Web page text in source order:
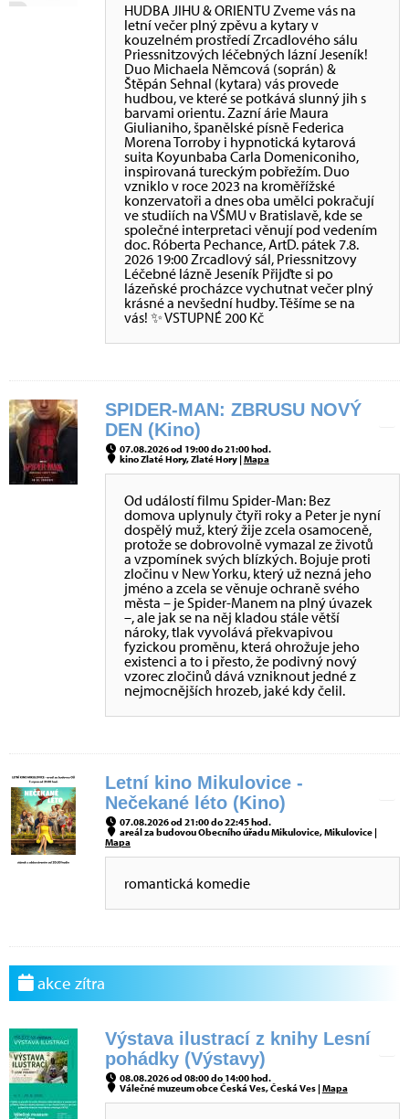
HUDBA JIHU & ORIENTU Zveme vás na
letní večer plný zpěvu a kytary v
kouzelném prostředí Zrcadlového sálu
Priessnitzových léčebných lázní Jeseník!
Duo Michaela Němcová (soprán) &
Štěpán Sehnal (kytara) vás provede
hudbou, ve které se potkává slunný jih s
barvami orientu. Zazní árie Maura
Giulianiho, španělské písně Federica
Morena Torroby i hypnotická kytarová
suita Koyunbaba Carla Domeniconiho,
inspirovaná tureckým pobřežím. Duo
vzniklo v roce 2023 na kroměřížské
konzervatoři a dnes oba umělci pokračují
ve studiích na VŠMU v Bratislavě, kde se
společné interpretaci věnují pod vedením
doc. Róberta Pechance, ArtD. pátek 7.8.
2026 19:00 Zrcadlový sál, Priessnitzovy
Léčebné lázně Jeseník Přijďte si po
lázeňské procházce vychutnat večer plný
krásné a nevšední hudby. Těšíme se na
vás! ✨ VSTUPNÉ 200 Kč
SPIDER-MAN: ZBRUSU NOVÝ
DEN (Kino)
07.08.2026 od 19:00 do 21:00 hod.
kino Zlaté Hory, Zlaté Hory |Mapa
Od událostí filmu Spider-Man: Bez
domova uplynuly čtyři roky a Peter je nyní
dospělý muž, který žije zcela osamoceně,
protože se dobrovolně vymazal ze životů
a vzpomínek svých blízkých. Bojuje proti
zločinu v New Yorku, který už nezná jeho
jméno a zcela se věnuje ochraně svého
města – je Spider-Manem na plný úvazek
–, ale jak se na něj kladou stále větší
nároky, tlak vyvolává překvapivou
fyzickou proměnu, která ohrožuje jeho
existenci a to i přesto, že podivný nový
vzorec zločinů dává vzniknout jedné z
nejmocnějších hrozeb, jaké kdy čelil.
Letní kino Mikulovice -
Nečekané léto (Kino)
07.08.2026 od 21:00 do 22:45 hod.
areál za budovou Obecního úřadu Mikulovice, Mikulovice |
Mapa
romantická komedie
akce zítra
Výstava ilustrací z knihy Lesní
pohádky (Výstavy)
08.08.2026 od 08:00 do 14:00 hod.
Válečné muzeum obce Česká Ves, Česká Ves |Mapa